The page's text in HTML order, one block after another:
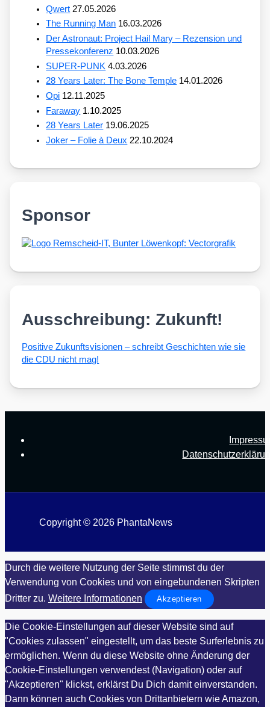
Qwert 27.05.2026
The Running Man 16.03.2026
Der Astronaut: Project Hail Mary – Rezension und
Pressekonferenz 10.03.2026
SUPER-PUNK 4.03.2026
28 Years Later: The Bone Temple 14.01.2026
Opi 12.11.2025
Faraway 1.10.2025
28 Years Later 19.06.2025
Joker – Folie à Deux 22.10.2024
Sponsor
Ausschreibung: Zukunft!
Posi­ti­ve Zukunfts­vi­sio­nen – schreibt Geschich­ten wie sie
die CDU nicht mag!
Copyright © 2026 PhantaNews
Durch die weitere Nutzung der Seite stimmst du der
Verwendung von Cookies und von eingebundenen Skripten
Dritter zu. Weitere Informationen Akzeptieren
Die Cookie-Einstellungen auf dieser Website sind auf
"Cookies zulassen" eingestellt, um das beste Surferlebnis zu
ermöglichen. Wenn du diese Website ohne Änderung der
Cookie-Einstellungen verwendest (Navigation) oder auf
"Akzeptieren" klickst, erklärst Du Dich damit einverstanden.
Dann können auch Cookies von Drittanbietern wie Amazon,